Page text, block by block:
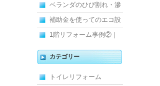
ました
掃！衛生的な給水環境を
維持｜施工事例
ベランダのひび割れ・滲
みを解消！賃貸マンショ
ン防水工事
補助金を使ってのエコ設
備住宅リフォーム
1階リフォーム事例②｜
キッチン・床・収納を一
新し、扉新設で動線を整
えた全面改修
カテゴリー
トイレリフォーム